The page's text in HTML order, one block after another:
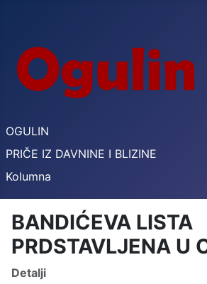
OGULIN
PRIČE IZ DAVNINE I BLIZINE
Kolumna
BANDIĆEVA LISTA
PRDSTAVLJENA U
Detalji